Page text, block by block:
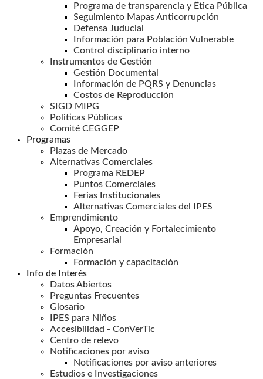
Programa de transparencia y Ëtica Pública
Seguimiento Mapas Anticorrupción
Defensa Juducial
Información para Población Vulnerable
Control disciplinario interno
Instrumentos de Gestión
Gestión Documental
Información de PQRS y Denuncias
Costos de Reproducción
SIGD MIPG
Politicas Públicas
Comité CEGGEP
Programas
Plazas de Mercado
Alternativas Comerciales
Programa REDEP
Puntos Comerciales
Ferias Institucionales
Alternativas Comerciales del IPES
Emprendimiento
Apoyo, Creación y Fortalecimiento
Empresarial
Formación
Formación y capacitación
Info de Interés
Datos Abiertos
Preguntas Frecuentes
Glosario
IPES para Niños
Accesibilidad - ConVerTic
Centro de relevo
Notificaciones por aviso
Notificaciones por aviso anteriores
Estudios e Investigaciones